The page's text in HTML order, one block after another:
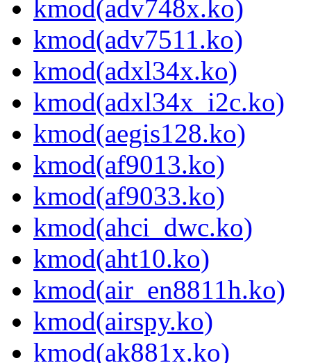
kmod(adv748x.ko)
kmod(adv7511.ko)
kmod(adxl34x.ko)
kmod(adxl34x_i2c.ko)
kmod(aegis128.ko)
kmod(af9013.ko)
kmod(af9033.ko)
kmod(ahci_dwc.ko)
kmod(aht10.ko)
kmod(air_en8811h.ko)
kmod(airspy.ko)
kmod(ak881x.ko)